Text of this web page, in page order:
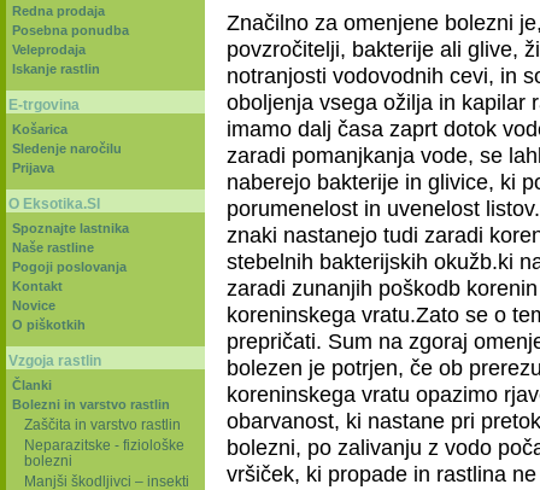
Značilno za omenjene bolezni
povzročitelji, bakterije ali glive,
notranjosti vodovodnih cevi, in
oboljenja vsega ožilja in kapilar
imamo dalj časa zaprt dotok
zaradi pomanjkanja vode, se
naberejo bakterije in glivice, ki
porumenelost in uvenelost
znaki nastanejo tudi zaradi
stebelnih bakterijskih okužb.ki
zaradi zunanjih poškodb
koreninskega vratu.Zato se o
prepričati. Sum na zgoraj
bolezen je potrjen, če ob
koreninskega vratu opazimo
obarvanost, ki nastane pri
bolezni, po zalivanju z vodo
vršiček, ki propade in rastlina
Redna prodaja
Posebna ponudba
Veleprodaja
Iskanje rastlin
E-trgovina
Košarica
Sledenje naročilu
Prijava
O Eksotika.SI
Spoznajte lastnika
Naše rastline
Pogoji poslovanja
Kontakt
Novice
O piškotkih
Vzgoja rastlin
Članki
Bolezni in varstvo rastlin
Zaščita in varstvo rastlin
Neparazitske - fiziološke
bolezni
Manjši škodljivci – insekti